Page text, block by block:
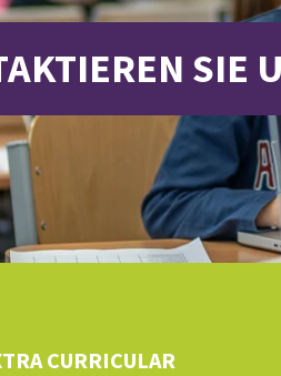
SIE
CURRICULAR